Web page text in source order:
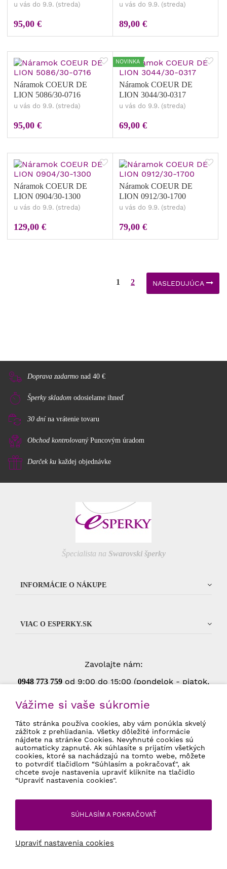
u vás do 9.9. (streda)
95,00 €
u vás do 9.9. (streda)
89,00 €
Náramok COEUR DE
LION 5086/30-0716
u vás do 9.9. (streda)
95,00 €
NOVINKA
Náramok COEUR DE
LION 3044/30-0317
u vás do 9.9. (streda)
69,00 €
Náramok COEUR DE
LION 0904/30-1300
u vás do 9.9. (streda)
129,00 €
Náramok COEUR DE
LION 0912/30-1700
u vás do 9.9. (streda)
79,00 €
NASLEDUJÚCA
1 2
Doprava zadarmo nad 40 €
Šperky skladom odosielame ihneď
30 dnína vrátenie tovaru
Obchod kontrolovanýPuncovým úradom
Darček ku každej objednávke
Špecialista na Swarovski šperky
INFORMÁCIE O NÁKUPE
VIAC O ESPERKY.SK
Zavolajte nám:
0948 773 759 od 9:00 do 15:00 (pondelok - piatok,
Súhlasím so spracovaním osobných údajov
pre marketingové účely.Ochrana osobných
údajov
Internetový obchododBlueweb s.r.o.
Vážime si vaše súkromie
Táto stránka používa cookies, aby vám ponúkla skvelý
zážitok z prehliadania. Všetky dôležité informácie
nájdete na stránke Cookies. Nevyhnuté cookies sú
automaticky zapnuté. Ak súhlasíte s prijatím všetkých
cookies, ktoré sa nachádzajú na tomto webe, môžete
to potvrdiť tlačidlom “Súhlasím a pokračovať", ak
chcete svoje nastavenia upraviť kliknite na tlačidlo
“Upraviť nastavenia cookies".
SÚHLASÍM A POKRAČOVAŤ
Upraviť nastavenia cookies